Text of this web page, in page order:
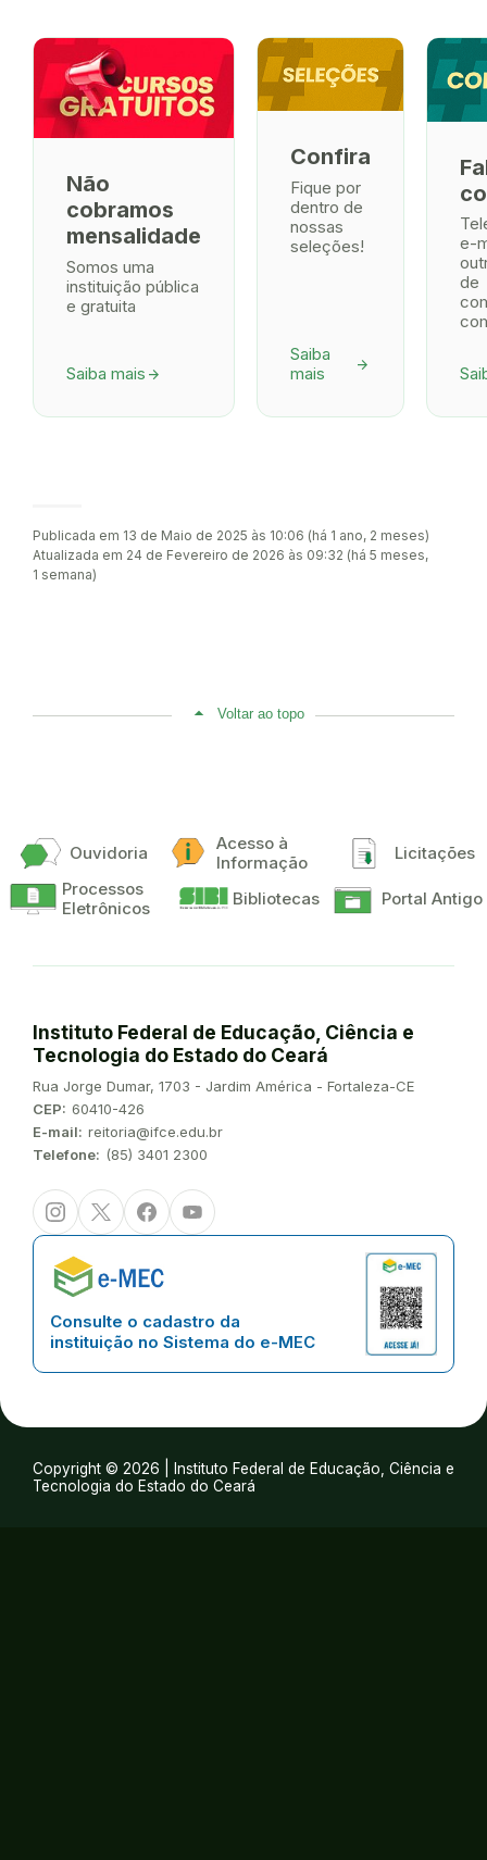
Não
cobramos
mensalidade
Somos uma
instituição pública
e gratuita
Saiba mais arrow_forward
Confira
Fique por
dentro de
nossas
seleções!
Saiba
mais
arrow_forward
e-
de
Publicada em 13 de Maio de 2025 às 10:06 (há 1 ano, 2 meses)
Atualizada em 24 de Fevereiro de 2026 às 09:32 (há 5 meses,
1 semana)
Voltar ao topo
Ouvidoria
Acesso à
Informação
Licitações
Processos
Eletrônicos
Bibliotecas Portal Antigo
Instituto Federal de Educação, Ciência e
Tecnologia do Estado do Ceará
Endereço:
Rua Jorge Dumar, 1703 - Jardim América - Fortaleza-CE
CEP: 60410-426
E-mail: reitoria@ifce.edu.br
Telefone: (85) 3401 2300
InstagramTwitter/XFacebookYoutube
Consulte o cadastro da
instituição no Sistema do e-MEC
Copyright © 2026 | Instituto Federal de Educação, Ciência e
Tecnologia do Estado do Ceará